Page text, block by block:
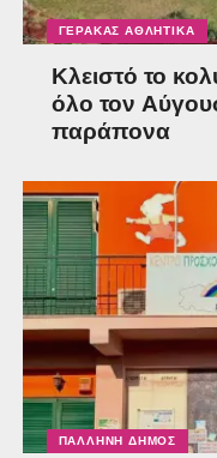
ΓΈΡΑΚΑΣ ΑΘΛΗΤΙΚΆ
Κλειστό το
όλο τον
παράπονα
ΠΑΛΛΉΝΗ ΔΉΜΟΣ